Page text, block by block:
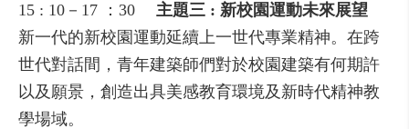
15 : 10－17 ：30 主題三 : 新校園運動未來展望
新一代的新校園運動延續上一世代專業精神。在跨
世代對話間，青年建築師們對於校園建築有何期許
以及願景，創造出具美感教育環境及新時代精神教
學場域。